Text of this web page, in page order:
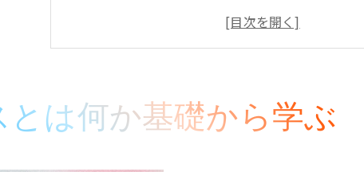
日常生活とITエンジニアに役立つデー
データベースとは何かFAQで基礎を確
ITエンジニアに必要なデータベースの知識
ITエンジニアに不可欠なデータベース
は何か基礎から学ぶ